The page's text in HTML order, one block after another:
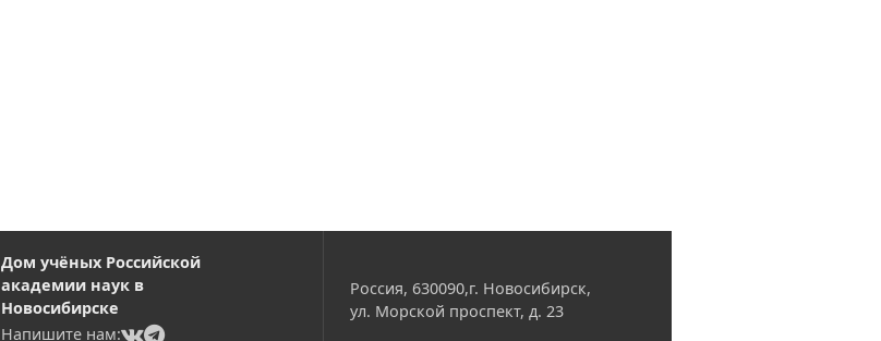
Дом учёных Российской
академии наук в
Новосибирске
Напишите нам:
(current)
(current)
Россия, 630090,г. Новосибирск,
ул. Морской проспект, д. 23